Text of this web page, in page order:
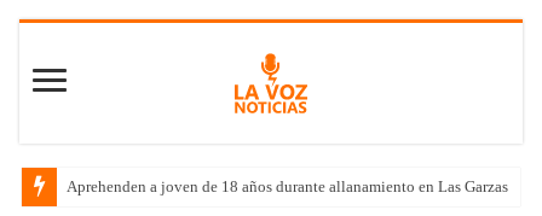
Aprehenden a joven de 18 años durante allanamiento en Las Garzas